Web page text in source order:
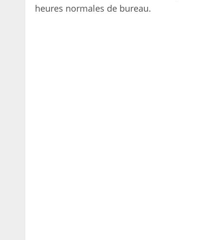
heures normales de bureau.